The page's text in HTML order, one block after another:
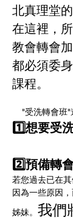
北真理堂
在這裡，
教會轉會
都必須委
課程。
"受洗轉會班"
1️⃣想要受
2️⃣預備轉
若您過去已在
因為一些原因
姊妹。 我們